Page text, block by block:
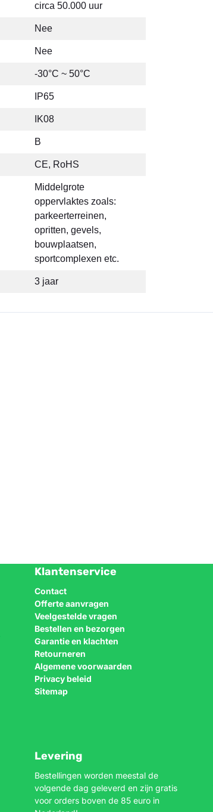
circa 50.000 uur
Nee
Nee
-30°C ~ 50°C
IP65
IK08
B
CE, RoHS
Middelgrote
oppervlaktes zoals:
parkeerterreinen,
opritten, gevels,
bouwplaatsen,
sportcomplexen etc.
3 jaar
Klantenservice
Contact
Offerte aanvragen
Veelgestelde vragen
Bestellen en bezorgen
Garantie en klachten
Retourneren
Algemene voorwaarden
Privacy beleid
Sitemap
Levering
Bestellingen worden meestal de
volgende dag geleverd en zijn gratis
voor orders boven de 85 euro in